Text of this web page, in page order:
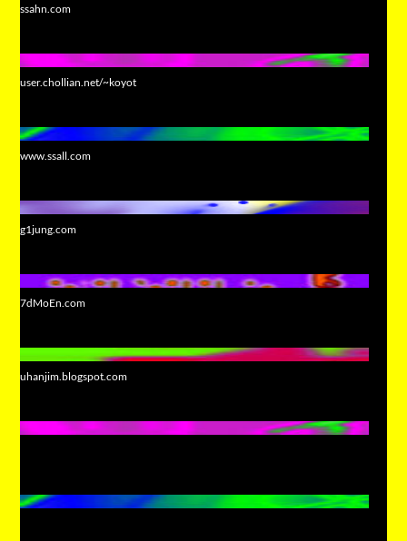
ssahn.com
user.chollian.net/~koyot
www.ssall.com
g1jung.com
7dMoEn.com
uhanjim.blogspot.com